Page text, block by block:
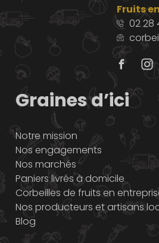
Fruits
02 28
Graines d’ici
Notre mission
Nos engagements
Nos marchés
Paniers livrés à domicile
Corbeilles de fruits en
Nos producteurs et artisans
Blog